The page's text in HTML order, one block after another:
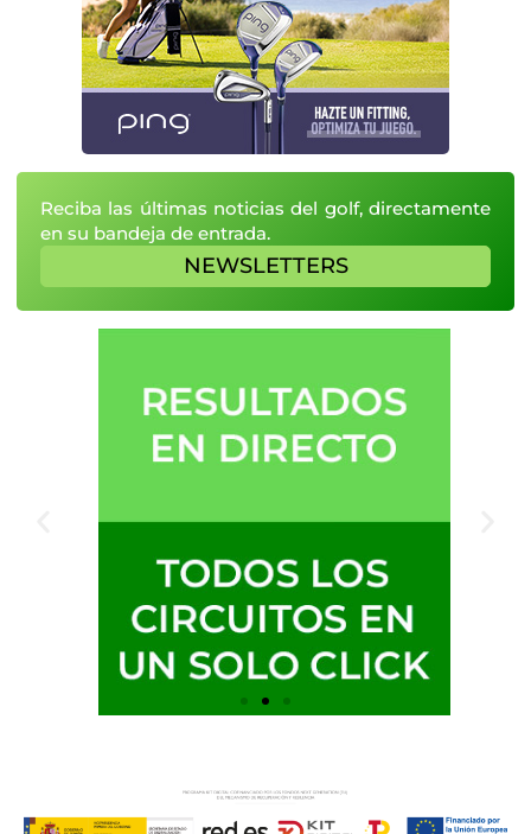
Reciba las últimas noticias del golf, directamente
en su bandeja de entrada.
NEWSLETTERS